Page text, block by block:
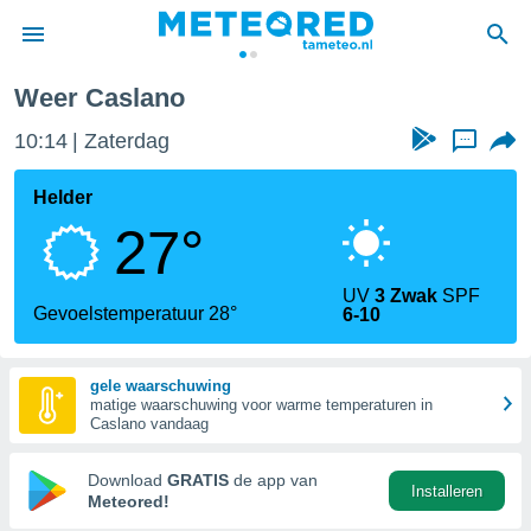
door
verstrekte
hoge
hebt de
voor
op basis
Weer Caslano
10:14 Zaterdag ...
Helder
27°
Gevoelstemperatuur 28°
UV3 Zwak SPF
6-10
gele waarschuwing
matige waarschuwing voor warme temperaturen in
Caslano vandaag
Download GRATIS de app van
Meteored!
Installeren